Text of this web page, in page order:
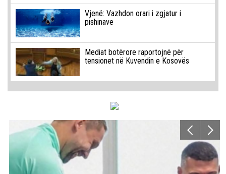
Vjenë: Vazhdon orari i zgjatur i
pishinave
Mediat botërore raportojnë për
tensionet në Kuvendin e Kosovës